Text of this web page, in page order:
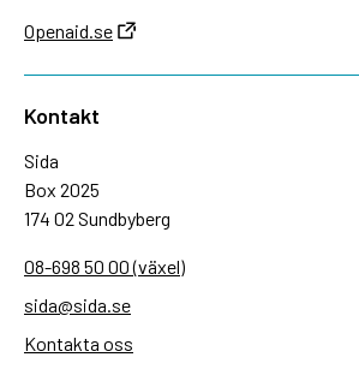
Openaid.se
Kontakt
Sida
Box 2025
174 02 Sundbyberg
08-698 50 00 (växel)
sida@sida.se
Kontakta oss